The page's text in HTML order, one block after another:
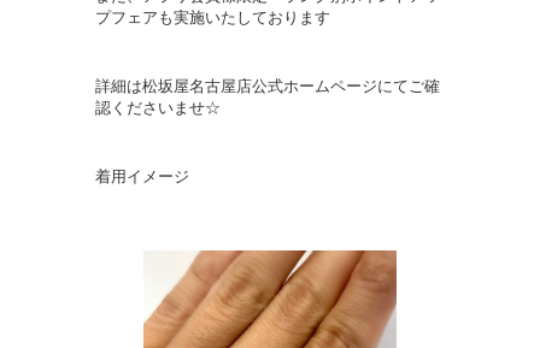
プフェアも実施いたしております
詳細は松坂屋名古屋店公式ホームページにてご確
認くださいませ☆
着用イメージ